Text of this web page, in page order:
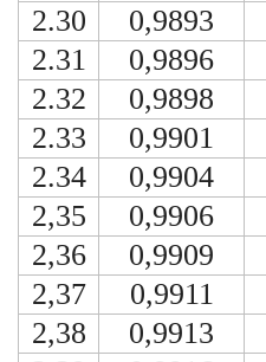
2.30
0,9893
2.31
0,9896
2.32
0,9898
2.33
0,9901
2.34
0,9904
2,35
0,9906
2,36
0,9909
2,37
0,9911
2,38
0,9913